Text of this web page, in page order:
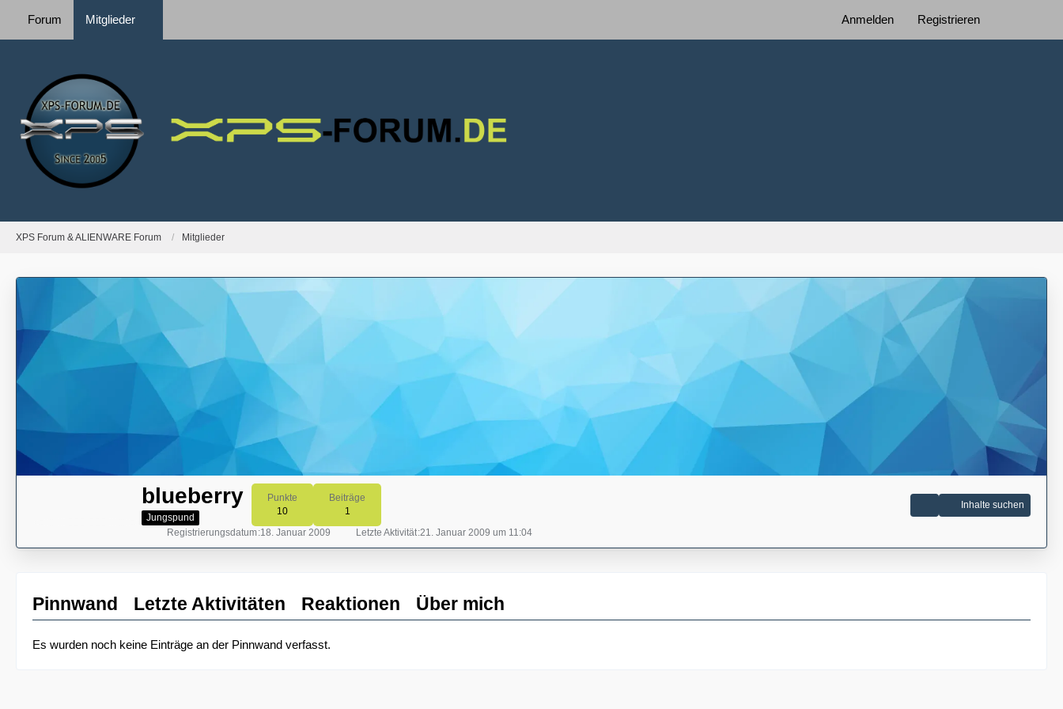
Forum Mitglieder Anmelden Registrieren
XPS Forum & ALIENWARE Forum Mitglieder
blueberry
Jungspund
Punkte
10
Beiträge
1
Inhalte suchen
Registrierungsdatum 18. Januar 2009 Letzte Aktivität 21. Januar 2009 um 11:04
Pinnwand Letzte Aktivitäten Reaktionen Über mich
Es wurden noch keine Einträge an der Pinnwand verfasst.